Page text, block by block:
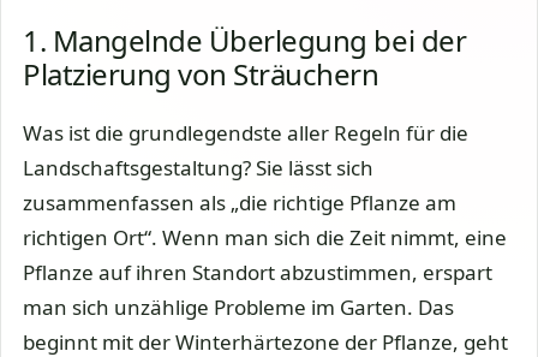
1. Mangelnde Überlegung bei der
Platzierung von Sträuchern
Was ist die grundlegendste aller Regeln für die
Landschaftsgestaltung? Sie lässt sich
zusammenfassen als „die richtige Pflanze am
richtigen Ort“. Wenn man sich die Zeit nimmt, eine
Pflanze auf ihren Standort abzustimmen, erspart
man sich unzählige Probleme im Garten. Das
beginnt mit der Winterhärtezone der Pflanze, geht